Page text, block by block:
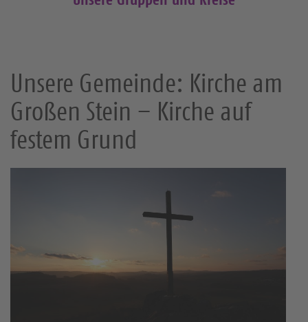
Unsere Gemeinde: Kirche am
Großen Stein – Kirche auf
festem Grund